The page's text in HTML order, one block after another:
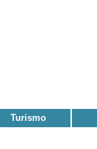
Turismo